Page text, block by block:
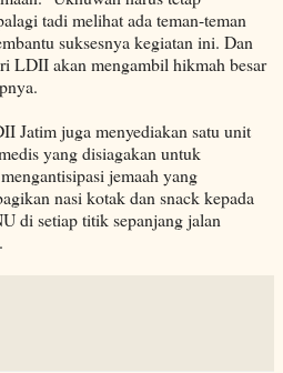
tadi melihat ada teman-teman
suksesnya kegiatan ini. Dan
LDII akan mengambil hikmah besar
Jatim juga menyediakan satu unit
yang disiagakan untuk
jemaah yang
nasi kotak dan snack kepada
di setiap titik sepanjang jalan